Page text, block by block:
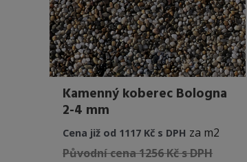
Kamenný koberec Bologna
2-4 mm
Cena již od 1117 Kč s DPH za m2
Původní cena 1256 Kč s DPH